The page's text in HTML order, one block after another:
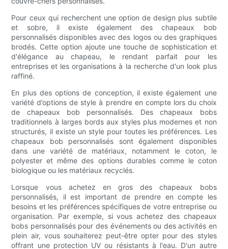
Pour ceux qui recherchent une option de design plus subtile
et sobre, il existe également des chapeaux bob
personnalisés disponibles avec des logos ou des graphiques
brodés. Cette option ajoute une touche de sophistication et
d'élégance au chapeau, le rendant parfait pour les
entreprises et les organisations à la recherche d'un look plus
raffiné.
En plus des options de conception, il existe également une
variété d’options de style à prendre en compte lors du choix
de chapeaux bob personnalisés. Des chapeaux bobs
traditionnels à larges bords aux styles plus modernes et non
structurés, il existe un style pour toutes les préférences. Les
chapeaux bob personnalisés sont également disponibles
dans une variété de matériaux, notamment le coton, le
polyester et même des options durables comme le coton
biologique ou les matériaux recyclés.
Lorsque vous achetez en gros des chapeaux bobs
personnalisés, il est important de prendre en compte les
besoins et les préférences spécifiques de votre entreprise ou
organisation. Par exemple, si vous achetez des chapeaux
bobs personnalisés pour des événements ou des activités en
plein air, vous souhaiterez peut-être opter pour des styles
offrant une protection UV ou résistants à l'eau. D'un autre